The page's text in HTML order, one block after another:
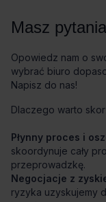
Masz
Opowiedz nam o
wybrać biuro
Napisz do nas!
Dlaczego warto
Płynny proces i
skoordynuje cały
przeprowadzkę.
Negocjacje z
ryzyka uzyskujemy